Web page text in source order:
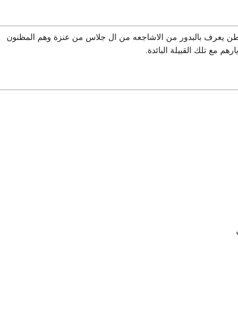
يعرف بالبدور من الاشاجعه من ال جلاس من عنزة وهم المظنون
مع تلك القبيلة البائدة.